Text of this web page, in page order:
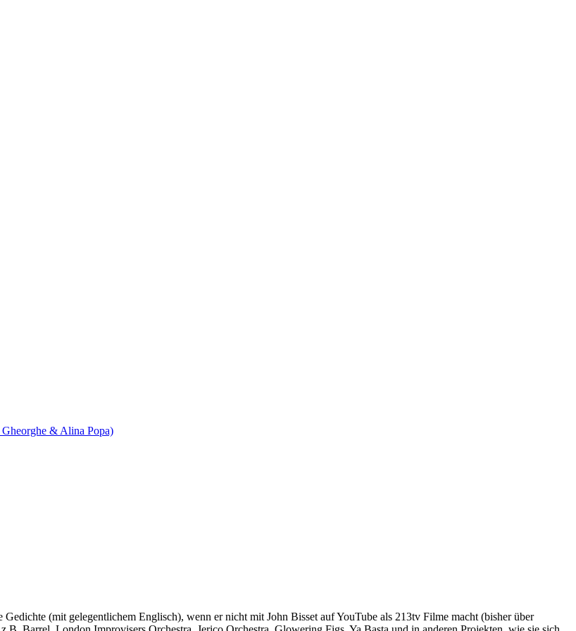
& Alina Popa)
(mit gelegentlichem Englisch), wenn er nicht mit John Bisset auf YouTube als 213tv Filme macht (bisher über